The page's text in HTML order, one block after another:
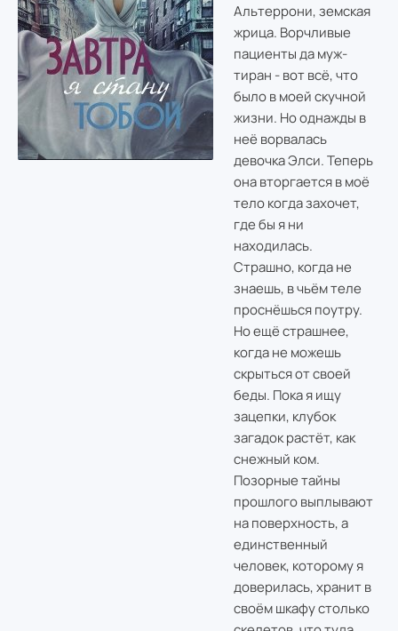
Альтеррони, земская
жрица. Ворчливые
пациенты да муж-
тиран - вот всё, что
было в моей скучной
жизни. Но однажды в
неё ворвалась
девочка Элси. Теперь
она вторгается в моё
тело когда захочет,
где бы я ни
находилась.
Страшно, когда не
знаешь, в чьём теле
проснёшься поутру.
Но ещё страшнее,
когда не можешь
скрыться от своей
беды. Пока я ищу
зацепки, клубок
загадок растёт, как
снежный ком.
Позорные тайны
прошлого выплывают
на поверхность, а
единственный
человек, которому я
доверилась, хранит в
своём шкафу столько